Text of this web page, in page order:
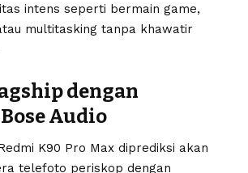
intens seperti bermain game,
multitasking tanpa khawatir
dengan
Audio
K90 Pro Max diprediksi akan
telefoto periskop dengan